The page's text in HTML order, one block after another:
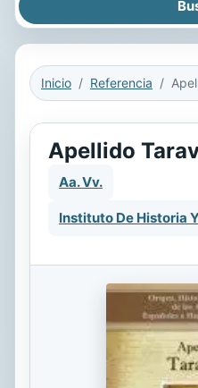
Inicio Referencia
Apellido
Aa. Vv.
Instituto De Historia